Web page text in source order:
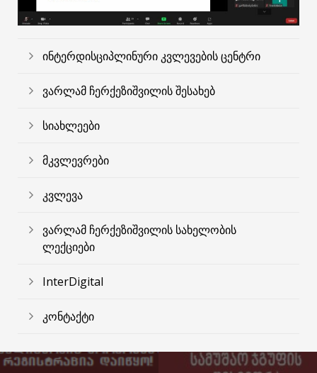
ინტერდისციპლინური კვლევების ცენტრი
ვარლამ ჩერქეზიშვილის შესახებ
სიახლეები
მკვლევრები
კვლევა
ვარლამ ჩერქეზიშვილის სახელობის
ლექციები
InterDigital
კონტაქტი